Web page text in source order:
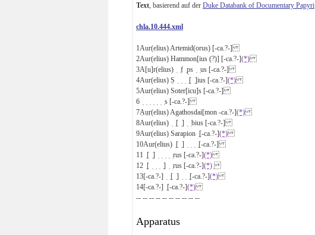
Text , basierend auf der Duke Databank of Documentary Papyri
chla.10.444.xml
1 Aur(elius) Artemid(orus) [-ca.?-]
2Aur(elius) Hammon[ius (?)] [-ca.?-](*)
3A[u]r(elius) ̣ ̣f̣ ̣p̣s ̣ ̣us [-ca.?-]
4Aur(elius) Ṣ ̣ ̣ ̣ ̣[ ̣]ius [-ca.?-](*)
5Aur(elius) Soter[icu]s [-ca.?-]
6 ̣ ̣ ̣ ̣ ̣ ̣ ̣s [-ca.?-]
7Ạụṛ(elius) Agathosdai[mon -ca.?-](*)
8Aur(elius) ̣ ̣[ ̣] ̣ ̣bius [-ca.?-]
9Aur(elius) Sarapion ̣[-ca.?-](*)
10Aur(elius) ̣[ ̣] ̣ ̣ ̣ ̣[-ca.?-]
11
̣[ ̣] ̣ ̣ ̣ ̣ ̣rus [-ca.?-](*)
12 ̣[ ̣ ̣ ̣ ̣] ̣ ̣rus [-ca.?-](*) ̣
13[-ca.?-] ̣ ̣[ ̣] ̣ ̣ ̣[-ca.?-](*)
14[-ca.?-] ̣[-ca.?-](*)
-- -- -- -- -- -- -- -- -- --
Apparatus